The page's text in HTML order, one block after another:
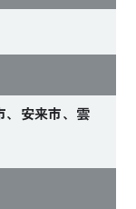
、安来市、雲